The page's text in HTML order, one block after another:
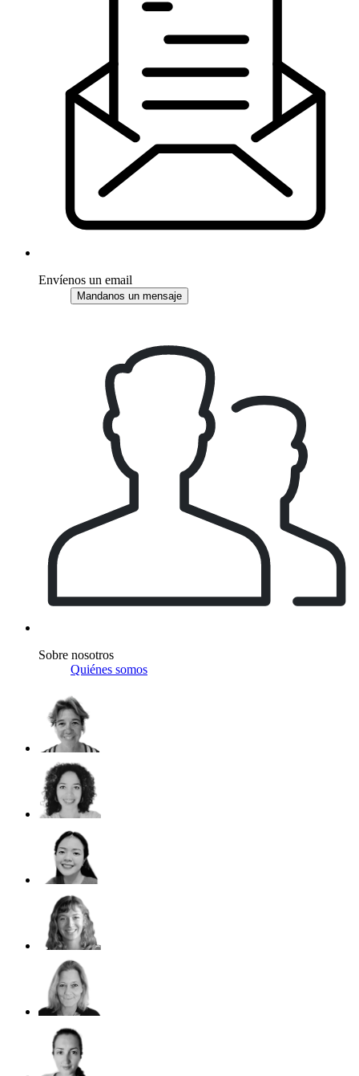
Envíenos un email
Mandanos un mensaje
Sobre nosotros
Quiénes somos